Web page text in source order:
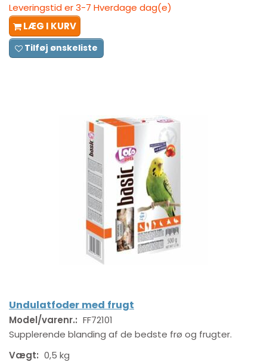
Leveringstid er 3-7 Hverdage dag(e)
LÆG I KURV
Tilføj ønskeliste
Undulatfoder med frugt
Model/varenr.: FF72101
Supplerende blanding af de bedste frø og frugter.
Vægt: 0,5 kg